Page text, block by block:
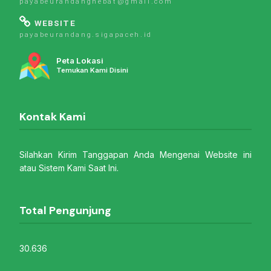
WEBSITE
payabeurandang.sigapaceh.id
Peta Lokasi
Temukan Kami Disini
Kontak Kami
Silahkan Kirim Tanggapan Anda Mengenai Website ini
atau Sistem Kami Saat Ini.
Total Pengunjung
30.636